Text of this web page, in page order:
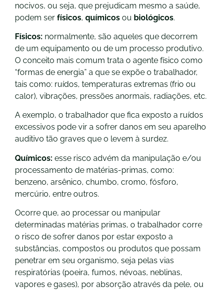
nocivos, ou seja, que prejudicam mesmo a saúde,
podem ser físicos, químicos ou biológicos.
Físicos: normalmente, são aqueles que decorrem
de um equipamento ou de um processo produtivo.
O conceito mais comum trata o agente físico como
“formas de energia” a que se expõe o trabalhador,
tais como: ruídos, temperaturas extremas (frio ou
calor), vibrações, pressões anormais, radiações, etc.
A exemplo, o trabalhador que fica exposto a ruídos
excessivos pode vir a sofrer danos em seu aparelho
auditivo tão graves que o levem à surdez.
Químicos: esse risco advém da manipulação e/ou
processamento de matérias-primas, como:
benzeno, arsênico, chumbo, cromo, fósforo,
mercúrio, entre outros.
Ocorre que, ao processar ou manipular
determinadas matérias primas, o trabalhador corre
o risco de sofrer danos por estar exposto a
substâncias, compostos ou produtos que possam
penetrar em seu organismo, seja pelas vias
respiratórias (poeira, fumos, névoas, neblinas,
vapores e gases), por absorção através da pele, ou